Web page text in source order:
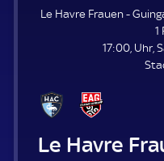
Le Havre Frauen -
1
17:00, Uhr,
Le Havre